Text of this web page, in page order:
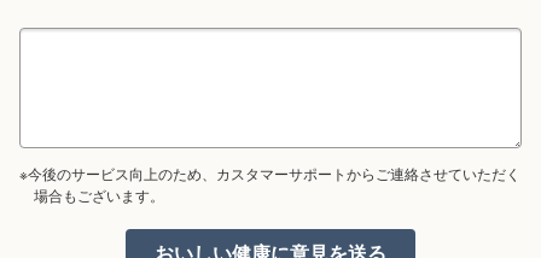
※今後のサービス向上のため、カスタマーサポートからご連絡させていただく
場合もございます。